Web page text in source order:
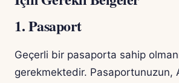
1. Pasaport
Geçerli bir pasaporta sahip
gerekmektedir. Pasaportunuzun,